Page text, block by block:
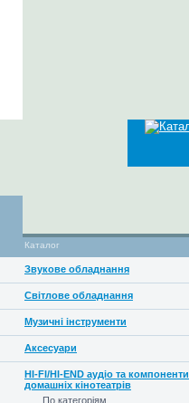
Каталог
Звукове обладнання
Світлове обладнання
Музичні інструменти
Аксесуари
HI-FI/HI-END аудіо та компоненти
домашніх кінотеатрів
По категоріям